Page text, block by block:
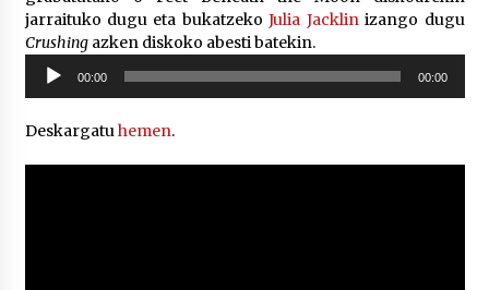
2026/07/03
Tiga, Twisted Teens, Underscores, Habia
jarraituko dugu eta bukatzekoJulia Jacklinizango dugu
Crushingazken diskoko abesti batekin.
Soinu
erreproduzigailua
00:00 00:00
Deskargatuhemen.